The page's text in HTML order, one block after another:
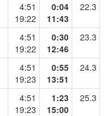
4:51
19:22
0:04
11:43
22.3
4:51
19:22
0:30
12:46
23.3
4:51
19:23
0:55
13:51
24.3
4:51
19:23
1:23
15:00
25.3